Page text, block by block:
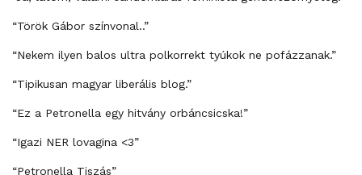
“Török Gábor színvonal..”
“Nekem ilyen balos ultra polkorrekt tyúkok ne pofázzanak.”
“Tipikusan magyar liberális blog.”
“Ez a Petronella egy hitvány orbáncsicska!”
“Igazi NER lovagina <3”
“Petronella Tiszás”